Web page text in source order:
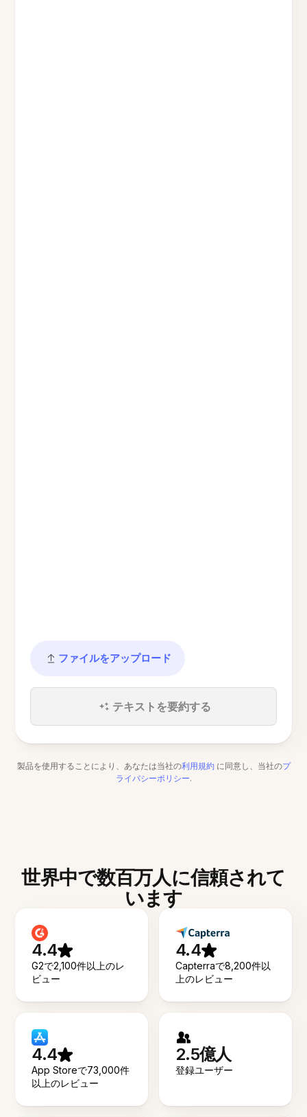
ファイルをアップロード
テキストを要約する
製品を使用することにより、あなたは当社の利用規約 に同意し、当社のプ
ライバシーポリシー.
世界中で数百万人に信頼されて
います
4.4
G2で2,100件以上のレ
ビュー
4.4
Capterraで8,200件以
上のレビュー
4.4
App Storeで73,000件
以上のレビュー
2.5億人
登録ユーザー